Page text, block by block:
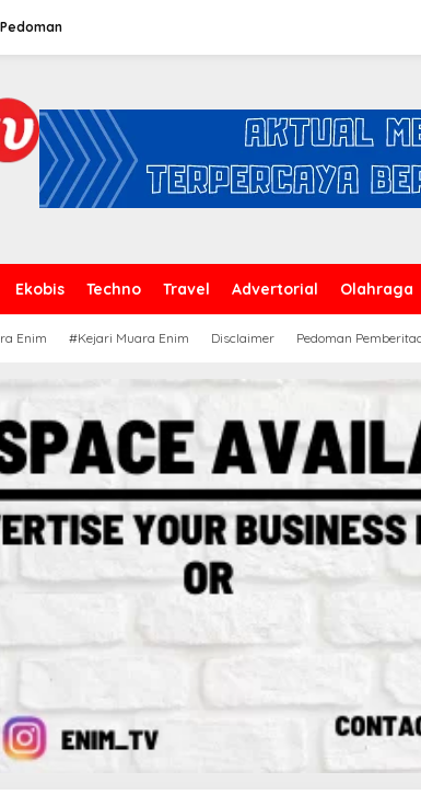
Pedoman
Ekobis Techno Travel Advertorial Olahraga
Enim #Kejari Muara Enim Disclaimer Pedoman